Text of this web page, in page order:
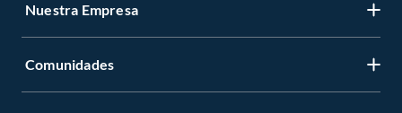
Tiendas y horarios
Registrate
Nuestra Empresa
Sobre Nosotros
Comunidades